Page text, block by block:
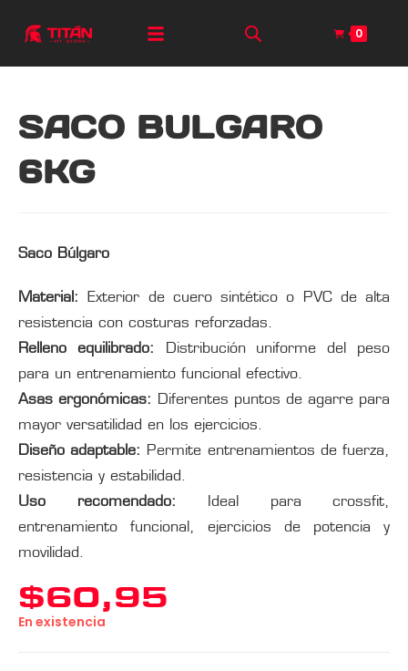
0
SACO BULGARO
6KG
Saco Búlgaro
Material:
Exterior de cuero sintético o PVC de alta
resistencia con costuras reforzadas.
Relleno equilibrado: Distribución uniforme del peso
para un entrenamiento funcional efectivo.
Asas ergonómicas: Diferentes puntos de agarre para
mayor versatilidad en los ejercicios.
Diseño adaptable: Permite entrenamientos de fuerza,
resistencia y estabilidad.
Uso recomendado: Ideal para crossfit,
entrenamiento funcional, ejercicios de potencia y
movilidad.
$60,95
En existencia